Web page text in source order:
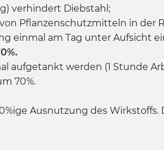
verhindert Diebstahl;
Pflanzenschutzmitteln in der
einmal am Tag unter Aufsicht
werden (1 Stunde
70%.
Ausnutzung des